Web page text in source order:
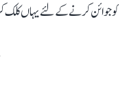
کو جوائن کرنے کے لئے یہاں